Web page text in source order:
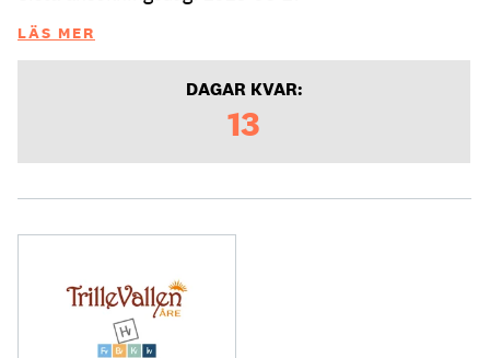
LÄS MER
DAGAR KVAR:
13